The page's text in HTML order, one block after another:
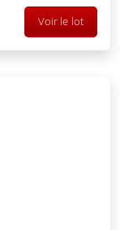
Voir le lot